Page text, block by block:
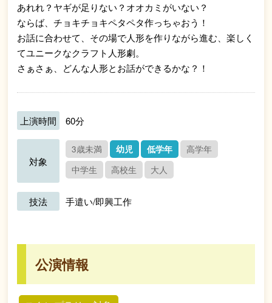
あれれ？ヤギが足りない？オオカミがいない？
ならば、チョキチョキペタペタ作っちゃおう！
お話に合わせて、その場で人形を作りながら進む、楽しく
てユニークなクラフト人形劇。
さぁさぁ、どんな人形とお話ができるかな？！
上演時間 60分
対象
3歳未満 幼児 低学年
高学年
中学生
高校生 大人
技法 手遣い/即興工作
公演情報